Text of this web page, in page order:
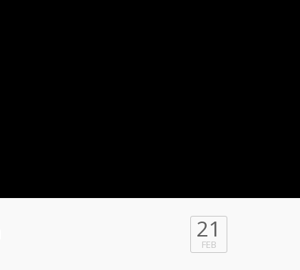
21
FEB